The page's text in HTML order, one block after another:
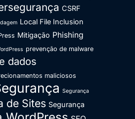
CSRF
Local File Inclusion
Mitigação Phishing
prevenção de malware
dados
maliciosos
Segurança
de Sites Segurança